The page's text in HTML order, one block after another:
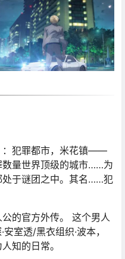
：犯罪都市，米花镇——
数量世界顶级的城市……为
处于谜团之中。其名……犯
的官方外传。 这个男人
室透/黑衣组织·波本，
知的日常。